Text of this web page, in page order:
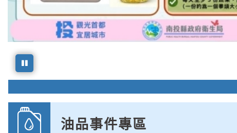
油品事件專區